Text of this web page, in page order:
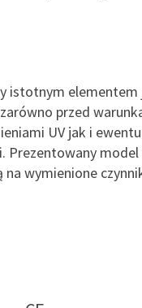
istotnym elementem
przed
UV jak i
Prezentowany model
wymienione